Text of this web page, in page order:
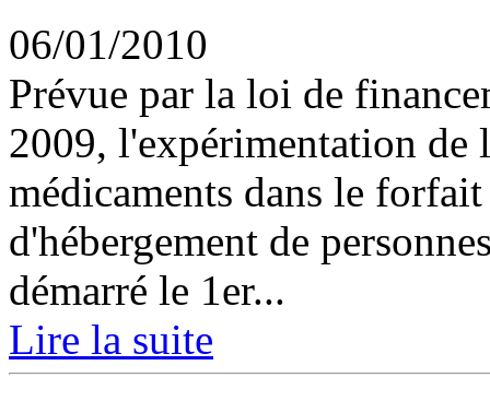
06/01/2010
Prévue par la loi de
2009, l'expérimentation de
médicaments dans le
d'hébergement de
démarré le 1er...
Lire la suite